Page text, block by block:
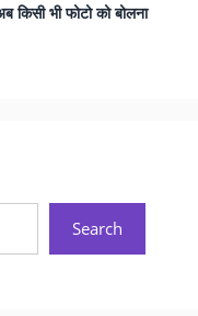
भी फोटो को बोलना
Search